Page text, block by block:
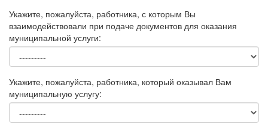
Укажите, пожалуйста, работника, с которым Вы
взаимодействовали при подаче документов для оказания
муниципальной услуги:
Укажите, пожалуйста, работника, который оказывал Вам
муниципальную услугу: